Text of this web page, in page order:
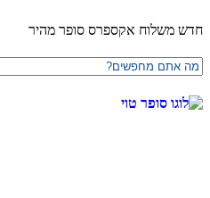
חדש משלוח אקספרס סופר מהיר